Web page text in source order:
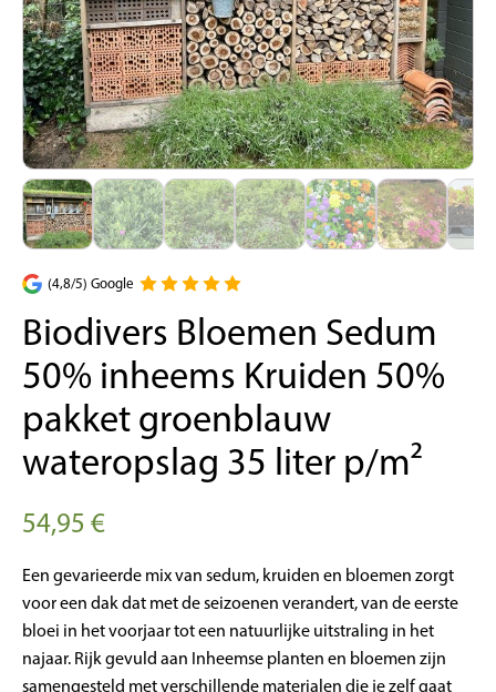
(4,8/5) Google
Biodivers Bloemen Sedum
50% inheems Kruiden 50%
pakket groenblauw
wateropslag 35 liter p/m²
54,95 €
Een gevarieerde mix van sedum, kruiden en bloemen zorgt
voor een dak dat met de seizoenen verandert, van de eerste
bloei in het voorjaar tot een natuurlijke uitstraling in het
najaar. Rijk gevuld aan Inheemse planten en bloemen zijn
samengesteld met verschillende materialen die je zelf gaat